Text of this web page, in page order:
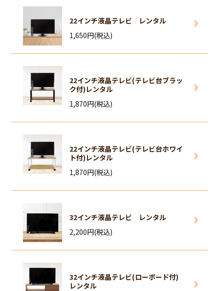
22インチ液晶テレビ レンタル
1,650円(税込)
22インチ液晶テレビ(テレビ台ブラッ
ク付)レンタル
1,870円(税込)
22インチ液晶テレビ(テレビ台ホワイ
ト付)レンタル
1,870円(税込)
32インチ液晶テレビ レンタル
2,200円(税込)
32インチ液晶テレビ(ローボード付)
レンタル